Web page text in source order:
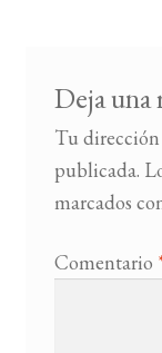
Deja una
Tu dirección
publicada.
marcados
Comentario